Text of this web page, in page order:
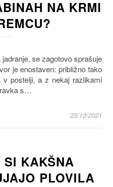
NA KRMI
je enostaven: približno tako
postelji, a z nekaj razlikami
s…
23/12/2021
KAKŠNA
PLOVILA